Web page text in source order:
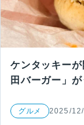
ケンタッキー
田バーガー」が
グルメ 2025/